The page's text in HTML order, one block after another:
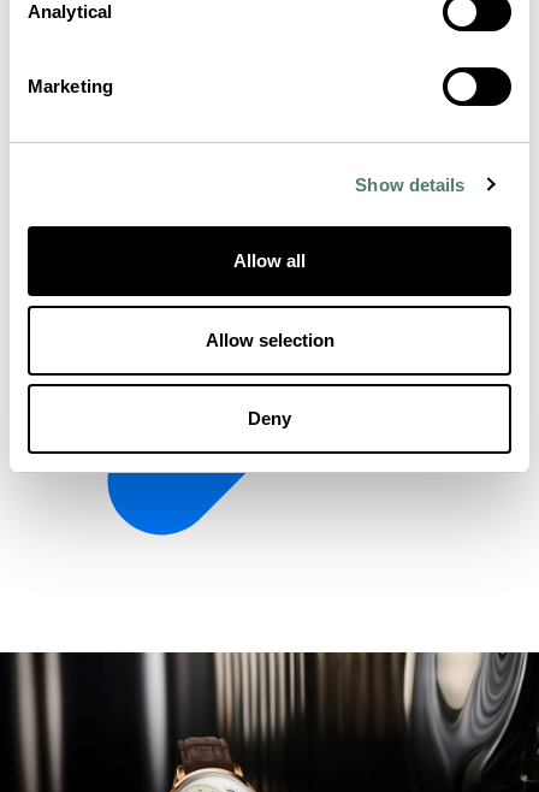
Analytical
Marketing
Show details
Allow all
Allow selection
Deny